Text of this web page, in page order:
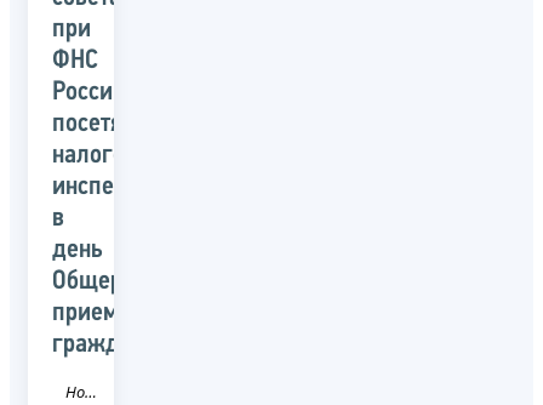
при
ФНС
России
посетят
налоговые
инспекции
в
день
Общероссийского
приема
граждан
Новость